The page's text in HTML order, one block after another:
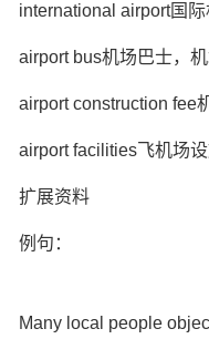
international airport国际
airport bus机场巴士，
airport construction fee
airport facilities飞机场
扩展资料
例句：
Many local people